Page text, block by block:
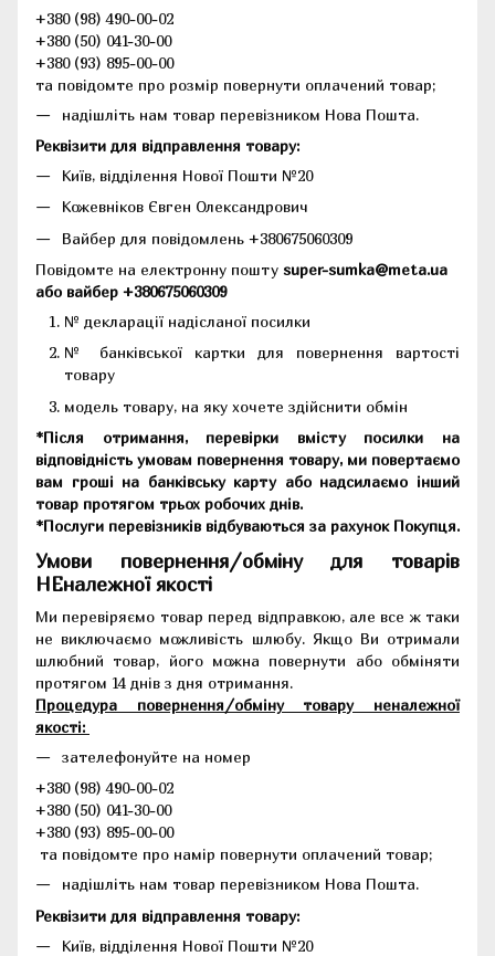
+380 (98) 490-00-02
+380 (50) 041-30-00
+380 (93) 895-00-00
та повідомте про розмір повернути оплачений товар;
надішліть нам товар перевізником Нова Пошта.
Реквізити для відправлення товару:
Київ, відділення Нової Пошти №20
Кожевніков Євген Олександрович
Вайбер для повідомлень +380675060309
Повідомте на електронну пошту super-sumka@meta.ua
або вайбер +380675060309
№ декларації надісланої посилки
№ банківської картки для повернення вартості
товару
модель товару, на яку хочете здійснити обмін
*Після отримання, перевірки вмісту посилки на
відповідність умовам повернення товару, ми повертаємо
вам гроші на банківську карту або надсилаємо інший
товар протягом трьох робочих днів.
*Послуги перевізників відбуваються за рахунок Покупця.
Умови повернення/обміну для товарів
НЕналежної якості
Ми перевіряємо товар перед відправкою, але все ж таки
не виключаємо можливість шлюбу. Якщо Ви отримали
шлюбний товар, його можна повернути або обміняти
протягом 14 днів з дня отримання.
Процедура повернення/обміну товару неналежної
якості:
зателефонуйте на номер
+380 (98) 490-00-02
+380 (50) 041-30-00
+380 (93) 895-00-00
та повідомте про намір повернути оплачений товар;
надішліть нам товар перевізником Нова Пошта.
Реквізити для відправлення товару:
Київ, відділення Нової Пошти №20